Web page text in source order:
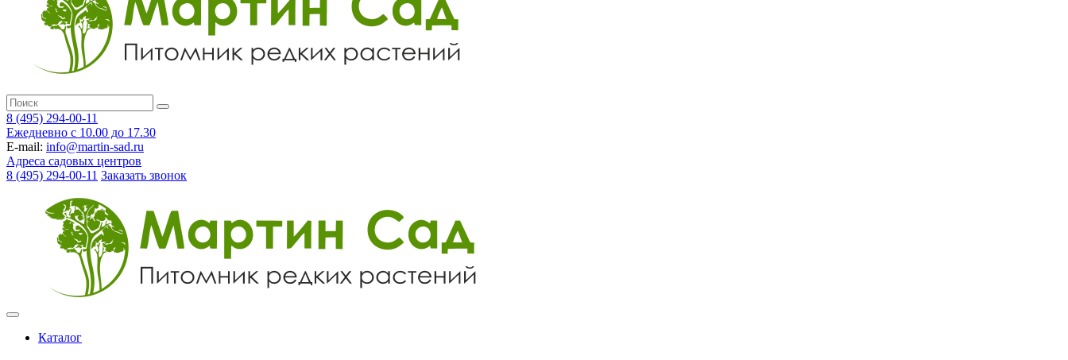
8 (495) 294-00-11
Ежедневно с 10.00 до 17.30
E-mail: info@martin-sad.ru
Адреса садовых центров
8 (495) 294-00-11 Заказать звонок
Каталог